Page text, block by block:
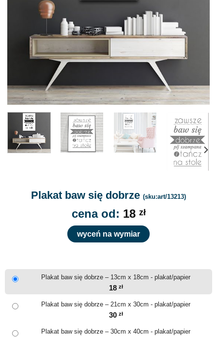
Plakat baw się dobrze (sku:art/13213)
cena od: 18 zł
wyceń na wymiar
Plakat baw się dobrze – 13cm x 18cm - plakat/papier
18 zł
Plakat baw się dobrze – 21cm x 30cm - plakat/papier
30 zł
Plakat baw się dobrze – 30cm x 40cm - plakat/papier